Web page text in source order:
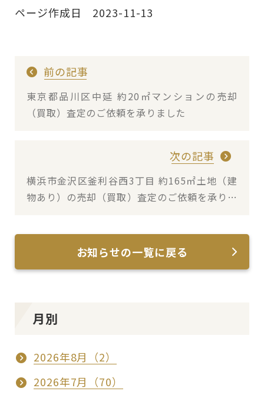
ページ作成日 2023-11-13
前の記事
東京都品川区中延 約20㎡マンションの売却
（買取）査定のご依頼を承りました
次の記事
横浜市金沢区釜利谷西3丁目 約165㎡土地（建
物あり）の売却（買取）査定のご依頼を承りま
お知らせの一覧に戻る
月別
2026年8月（2）
2026年7月（70）